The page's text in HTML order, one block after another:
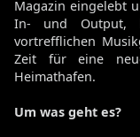
Magazin eingelebt
In- und Output,
vortrefflichen
Zeit für eine
Heimathafen.
Um was geht es?